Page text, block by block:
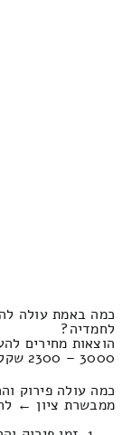
לחמדיה?
3000 – 2300 שקל
ממבשרת ציון ←